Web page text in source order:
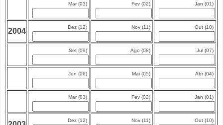
Mar (03) Fev (02) Jan (01)
2004 Dez (12) Nov (11) Out (10)
Set (09) Ago (08) Jul (07)
Jun (06) Mai (05) Abr (04)
Mar (03) Fev (02) Jan (01)
Dez (12) Nov (11) Out (10)